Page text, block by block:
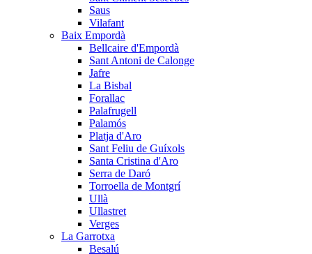
Saus
Vilafant
Baix Empordà
Bellcaire d'Empordà
Sant Antoni de Calonge
Jafre
La Bisbal
Forallac
Palafrugell
Palamós
Platja d'Aro
Sant Feliu de Guíxols
Santa Cristina d'Aro
Serra de Daró
Torroella de Montgrí
Ullà
Ullastret
Verges
La Garrotxa
Besalú